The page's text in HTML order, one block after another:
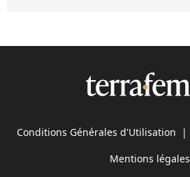
Conditions Générales d'Utilisation |
Mentions légales